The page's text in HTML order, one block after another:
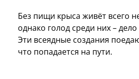
Без пищи крыса живёт всего
однако голод среди них –
Эти всеядные создания
что попадается на пути.